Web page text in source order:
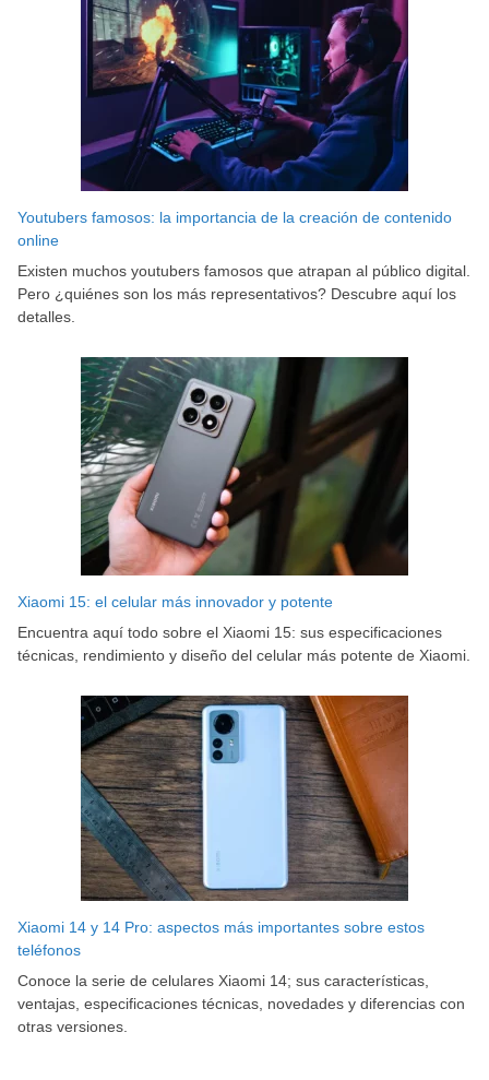
Youtubers famosos: la importancia de la creación de contenido
online
Existen muchos youtubers famosos que atrapan al público digital.
Pero ¿quiénes son los más representativos? Descubre aquí los
detalles.
Xiaomi 15: el celular más innovador y potente
Encuentra aquí todo sobre el Xiaomi 15: sus especificaciones
técnicas, rendimiento y diseño del celular más potente de Xiaomi.
Xiaomi 14 y 14 Pro: aspectos más importantes sobre estos
teléfonos
Conoce la serie de celulares Xiaomi 14; sus características,
ventajas, especificaciones técnicas, novedades y diferencias con
otras versiones.